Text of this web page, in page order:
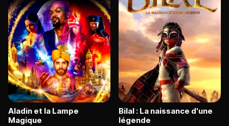
Aladin et la Lampe
Magique
Bilal : La naissance d'une
légende